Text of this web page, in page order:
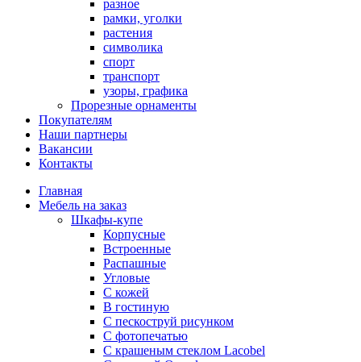
разное
рамки, уголки
растения
символика
спорт
транспорт
узоры, графика
Прорезные орнаменты
Покупателям
Наши партнеры
Вакансии
Контакты
Главная
Мебель на заказ
Шкафы-купе
Корпусные
Встроенные
Распашные
Угловые
С кожей
В гостиную
С пескоструй рисунком
С фотопечатью
С крашеным стеклом Lacobel